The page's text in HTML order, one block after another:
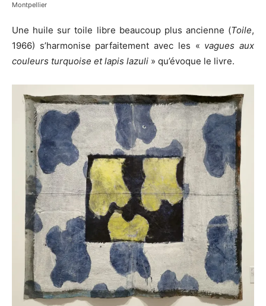
Montpellier
Une huile sur toile libre beaucoup plus ancienne (Toile,
1966) s’harmonise parfaitement avec les « vagues aux
couleurs turquoise et lapis lazuli » qu’évoque le livre.